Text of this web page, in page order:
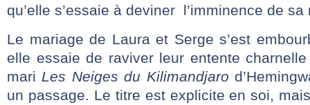
qu’elle s’essaie à deviner l’imminence de
Le mariage de Laura et Serge s’est
elle essaie de raviver leur entente
mari Les Neiges du Kilimandjaro
un passage. Le titre est explicite en soi,